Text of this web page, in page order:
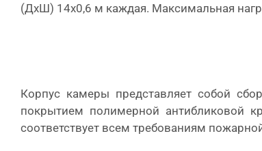
(ДхШ) 14х0,6 м каждая. Максимальная
Корпус камеры представляет собой
покрытием полимерной антибликовой
соответствует всем требованиям